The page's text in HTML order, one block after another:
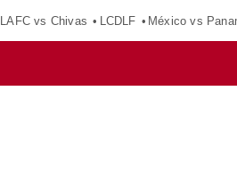
LAFC vs Chivas LCDLF México vs